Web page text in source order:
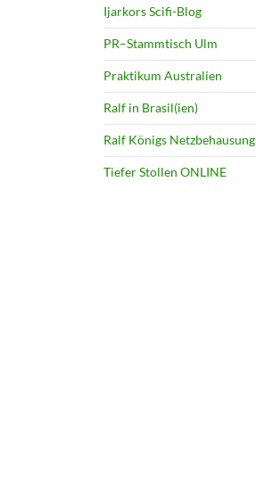
Ijarkors Scifi-Blog
PR–Stammtisch Ulm
Praktikum Australien
Ralf in Brasil(ien)
Ralf Königs Netzbehausung
Tiefer Stollen ONLINE